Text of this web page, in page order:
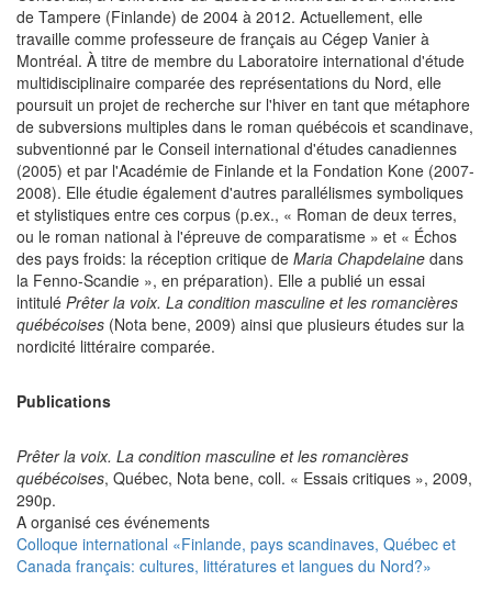
de Tampere (Finlande) de 2004 à 2012. Actuellement, elle
travaille comme professeure de français au Cégep Vanier à
Montréal. À titre de membre du Laboratoire international d'étude
multidisciplinaire comparée des représentations du Nord, elle
poursuit un projet de recherche sur l'hiver en tant que métaphore
de subversions multiples dans le roman québécois et scandinave,
subventionné par le Conseil international d'études canadiennes
(2005) et par l'Académie de Finlande et la Fondation Kone (2007-
2008). Elle étudie également d'autres parallélismes symboliques
et stylistiques entre ces corpus (p.ex., « Roman de deux terres,
ou le roman national à l'épreuve de comparatisme » et « Échos
des pays froids: la réception critique de Maria Chapdelaine dans
la Fenno-Scandie », en préparation). Elle a publié un essai
intitulé Prêter la voix. La condition masculine et les romancières
québécoises (Nota bene, 2009) ainsi que plusieurs études sur la
nordicité littéraire comparée.
Publications
Prêter la voix. La condition masculine et les romancières
québécoises, Québec, Nota bene, coll. « Essais critiques », 2009,
290p.
A organisé ces événements
Colloque international «Finlande, pays scandinaves, Québec et
Canada français: cultures, littératures et langues du Nord?»